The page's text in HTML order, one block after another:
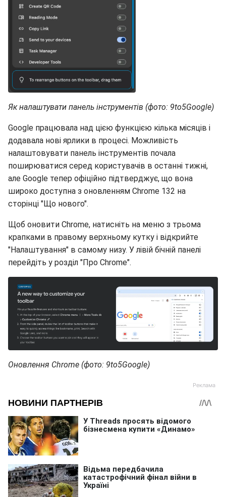
Як налаштувати панель інструментів (фото: 9to5Google)
Google працювала над цією функцією кілька місяців і
додавала нові ярлики в процесі. Можливість
налаштовувати панель інструментів почала
поширюватися серед користувачів в останні тижні,
але Google тепер офіційно підтверджує, що вона
широко доступна з оновленням Chrome 132 на
сторінці "Що нового".
Щоб оновити Chrome, натисніть на меню з трьома
крапками в правому верхньому кутку і відкрийте
"Налаштування" в самому низу. У лівій бічній панелі
перейдіть у розділ "Про Chrome".
Оновлення Chrome (фото: 9to5Google)